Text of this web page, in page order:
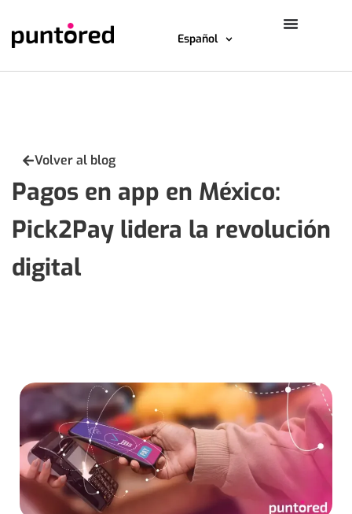
Español
Volver al blog
Pagos en app en México:
Pick2Pay lidera la revolución
digital